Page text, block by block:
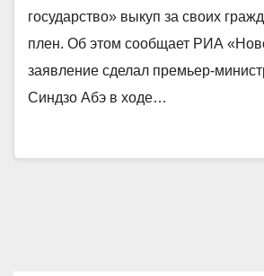
государство» выкуп за своих
плен. Об этом сообщает РИА
заявление сделал премьер-
Синдзо Абэ в ходе…